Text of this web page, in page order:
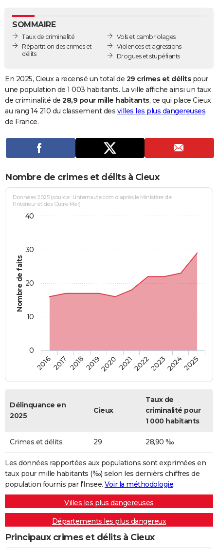
GUIDES D'ACHAT
BONS PLANS
Carte de Noël
Carte Bonne année
Carte Saint-Valentin
Carte Pâques
Carte d'anniversaire
DICTIONNAIRE
Dictionnaire
Biographies
Citations
Expressions
Proverbes
PROGRAMME TV
Se connecter
Entreprises
Service militaire
Avis de recherche
AVIS DE DÉCÈS
Bricolage
Lifestyle
Culture
Sport
Auto
Television
Voyage
Cinema
SOMMAIRE
Taux de criminalité
Répartition des crimes et
délits
Vols et cambriolages
Violences et agressions
Drogues et stupéfiants
En 2025, Cieux a recensé un total de 29 crimes et délitspour
une population de 1 003 habitants. La ville affiche ainsi un taux
de criminalité de 28,9 pour mille habitants, ce qui place Cieux
au rang 14 210 du classement des villes les plus dangereuses
de France.
Nombre de crimes et délits à Cieux
Nombre de faits
Données 2025 (source : Linternaute.com d'après le Ministère de
l'Intérieur et des Outre-Mer)
20162017 20182019202020212022202320242025
0
10
20
30
40
Délinquance en
2025
Cieux
Taux de
criminalité pour
1 000 habitants
Crimes et délits 29 28,90 ‰
Les données rapportées aux populations sont exprimées en
taux pour mille habitants (‰) selon les dernièrs chiffres de
population fournis par l'Insee. Voir la méthodologie.
Villes les plus dangereuses
Départements les plus dangereux
Principaux crimes et délits à Cieux